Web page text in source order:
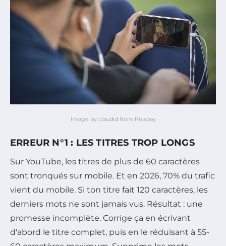
Image by claudid from Pixabay
ERREUR N°1 : LES TITRES TROP LONGS
Sur YouTube, les titres de plus de 60 caractères
sont tronqués sur mobile. Et en 2026, 70% du trafic
vient du mobile. Si ton titre fait 120 caractères, les
derniers mots ne sont jamais vus. Résultat : une
promesse incomplète. Corrige ça en écrivant
d'abord le titre complet, puis en le réduisant à 55-